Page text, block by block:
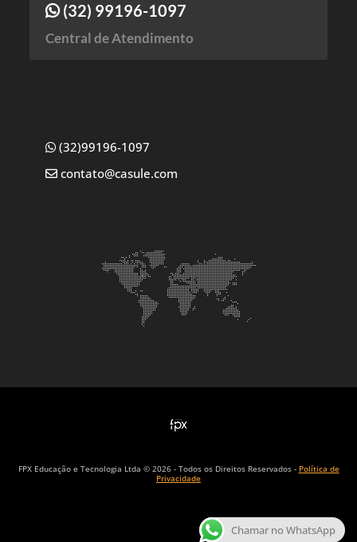
(32) 99196-1097
Central de Atendimento
(32)99196-1097
contato@casule.com
FPX Educação e Tecnologia Ltda © 2026 - Todos os Direitos Reservados - Política de
Privacidade
Chamar no WhatsApp